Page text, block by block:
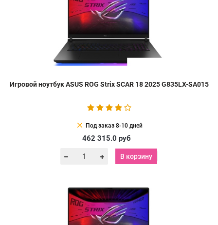
Игровой ноутбук ASUS ROG Strix SCAR 18 2025 G835LX-SA015
clear Под заказ 8-10 дней
462 315.0 руб
В корзину